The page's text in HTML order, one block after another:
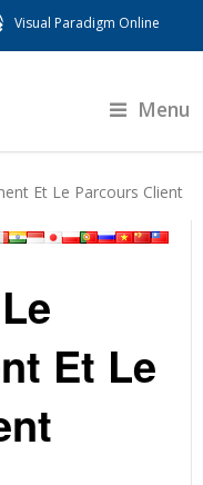
Visual Paradigm Online
Menu
Et Le Parcours Client
Et Le